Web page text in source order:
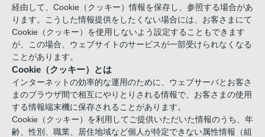
経由して、Cookie（クッキー）情報を保存し、参照する場合があ
ります。こうした情報提供をしたくない場合には、お客さまにて
Cookie（クッキー）を使用しないよう設定することもできます
が、この場合、ウェブサイトのサービスが一部受けられなくなる
ことがあります。
Cookie（クッキー）とは
インターネットの効率的な運用のために、ウェブサーバとお客さ
まのブラウザ間で相互にやりとりされる情報で、お客さまの使用
する情報端末機に保存されることがあります。
Cookie（クッキー）を利用してご提供いただいた情報のうち、年
齢、性別、職業、居住地域など個人が特定できない属性情報（組